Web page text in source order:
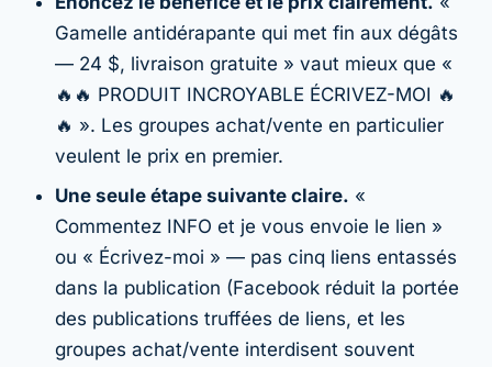
Gamelle antidérapante qui met fin aux dégâts
— 24 $, livraison gratuite » vaut mieux que «
🔥🔥 PRODUIT INCROYABLE ÉCRIVEZ-MOI 🔥
🔥 ». Les groupes achat/vente en particulier
veulent le prix en premier.
Une seule étape suivante claire. «
Commentez INFO et je vous envoie le lien »
ou « Écrivez-moi » — pas cinq liens entassés
dans la publication (Facebook réduit la portée
des publications truffées de liens, et les
groupes achat/vente interdisent souvent